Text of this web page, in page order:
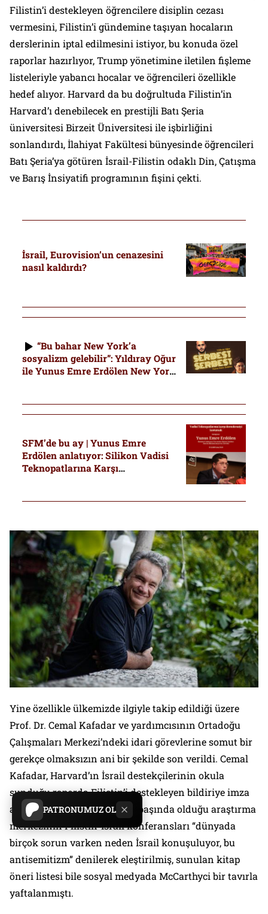
PATRONUMUZ OL
Filistin’i destekleyen öğrencilere disiplin cezası
vermesini, Filistin’i gündemine taşıyan hocaların
derslerinin iptal edilmesini istiyor, bu konuda özel
raporlar hazırlıyor, Trump yönetimine iletilen fişleme
listeleriyle yabancı hocalar ve öğrencileri özellikle
hedef alıyor. Harvard da bu doğrultuda Filistin’in
Harvard’ı denebilecek en prestijli Batı Şeria
üniversitesi Birzeit Üniversitesi ile işbirliğini
sonlandırdı, İlahiyat Fakültesi bünyesinde öğrencileri
Batı Şeria’ya götüren İsrail-Filistin odaklı Din, Çatışma
ve Barış İnsiyatifi programının fişini çekti.
İsrail, Eurovision’un cenazesini
nasıl kaldırdı?
“Bu bahar New York’a
sosyalizm gelebilir”: Yıldıray Oğur
ile Yunus Emre Erdölen New York
SFM’de bu ay | Yunus Emre
Erdölen anlatıyor: Silikon Vadisi
Teknopatlarına Karşı
Yine özellikle ülkemizde ilgiyle takip edildiği üzere
Prof. Dr. Cemal Kafadar ve yardımcısının Ortadoğu
Çalışmaları Merkezi’ndeki idari görevlerine somut bir
gerekçe olmaksızın ani bir şekilde son verildi. Cemal
Kafadar, Harvard’ın İsrail destekçilerinin okula
sunduğu raporda Filistin’i destekleyen bildiriye imza
attığı için hedef gösterilmiş, başında olduğu araştırma
merkezinin Filistin-İsrail konferansları “dünyada
birçok sorun varken neden İsrail konuşuluyor, bu
antisemitizm” denilerek eleştirilmiş, sunulan kitap
öneri listesi bile sosyal medyada McCarthyci bir tavırla
yaftalanmıştı.